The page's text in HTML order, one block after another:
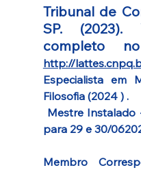
Tribunal de
SP.
http://
Especialista em
Filosofia (2024 ) .
Mestre Instalado
para 29 e 30/
Membro